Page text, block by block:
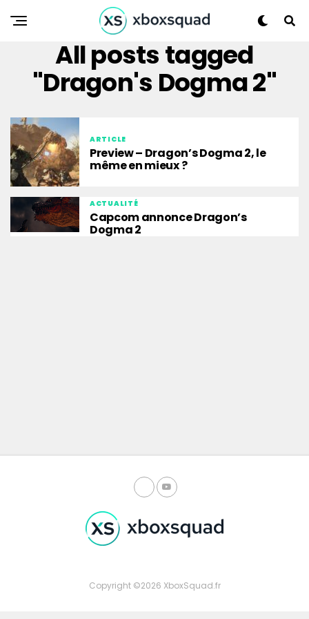
All posts tagged
"Dragon's Dogma 2"
ARTICLE
Preview – Dragon’s Dogma 2, le
même en mieux ?
ACTUALITÉ
Capcom annonce Dragon’s
Dogma 2
Copyright ©2026 XboxSquad.fr